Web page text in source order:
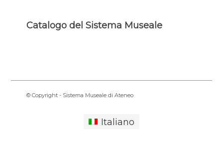
Catalogo del Sistema Museale
© Copyright - Sistema Museale di Ateneo
Italiano